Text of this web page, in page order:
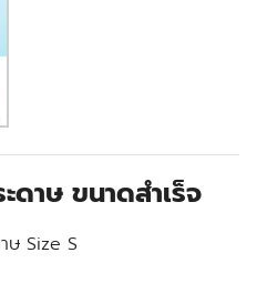
าษ ขนาดสำเร็จ
ษ Size S